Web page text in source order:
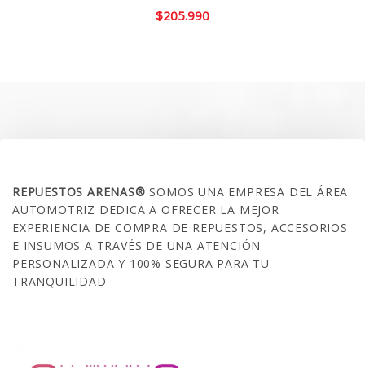
$205.990
REPUESTOS ARENAS®SOMOS UNA EMPRESA DEL ÁREA
AUTOMOTRIZ DEDICA A OFRECER LA MEJOR
EXPERIENCIA DE COMPRA DE REPUESTOS, ACCESORIOS
E INSUMOS A TRAVÉS DE UNA ATENCIÓN
PERSONALIZADA Y 100% SEGURA PARA TU
TRANQUILIDAD